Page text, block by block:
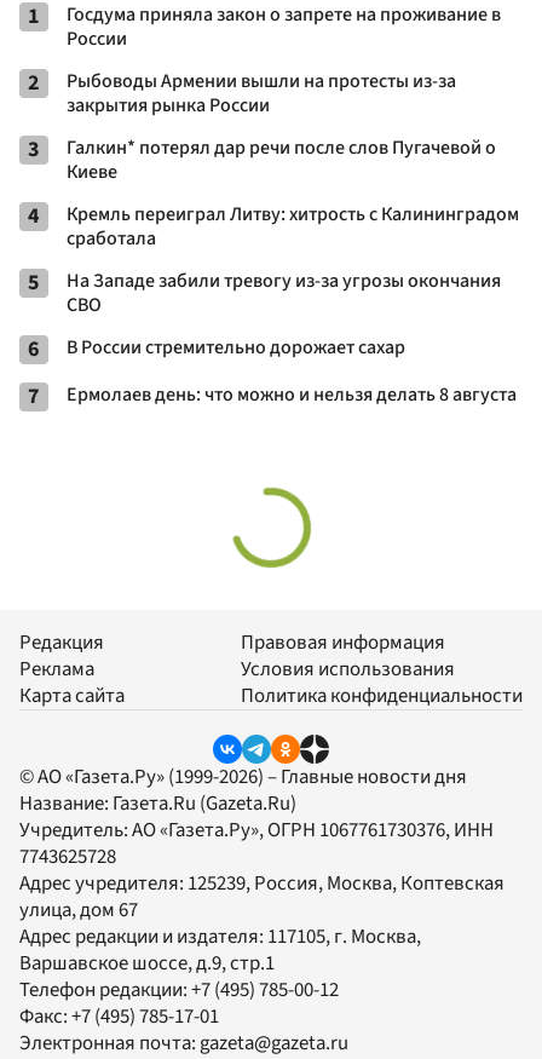
1
Госдума приняла закон о запрете на проживание в
России
2
Рыбоводы Армении вышли на протесты из-за
закрытия рынка России
3
Галкин* потерял дар речи после слов Пугачевой о
Киеве
4
Кремль переиграл Литву: хитрость с Калининградом
сработала
5
На Западе забили тревогу из-за угрозы окончания
СВО
6 В России стремительно дорожает сахар
7 Ермолаев день: что можно и нельзя делать 8 августа
Редакция
Реклама
Карта сайта
Правовая информация
Условия использования
Политика конфиденциальности
© АО «Газета.Ру» (1999-2026) – Главные новости дня
Название: Газета.Ru (Gazeta.Ru)
Учредитель:АО «Газета.Ру», ОГРН 1067761730376, ИНН
7743625728
Адрес учредителя: 125239, Россия, Москва, Коптевская
улица, дом 67
Адрес редакции и издателя: 117105, г. Москва,
Варшавское шоссе, д.9, стр.1
Телефон редакции:+7 (495) 785-00-12
Факс:+7 (495) 785-17-01
Электронная почта: gazeta@gazeta.ru